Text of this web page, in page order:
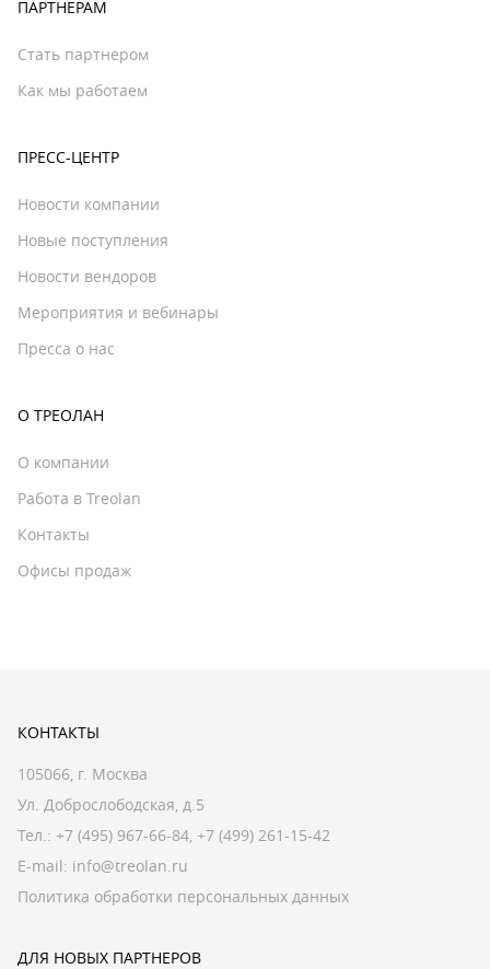
ПАРТНЕРАМ
Стать партнером
Как мы работаем
ПРЕСС-ЦЕНТР
Новости компании
Новые поступления
Новости вендоров
Мероприятия и вебинары
Пресса о нас
О ТРЕОЛАН
О компании
Работа в Treolan
Контакты
Офисы продаж
КОНТАКТЫ
105066, г. Москва
Ул. Доброслободская, д.5
Тел.: +7 (495) 967-66-84, +7 (499) 261-15-42
E-mail: info@treolan.ru
Политика обработки персональных данных
ДЛЯ НОВЫХ ПАРТНЕРОВ